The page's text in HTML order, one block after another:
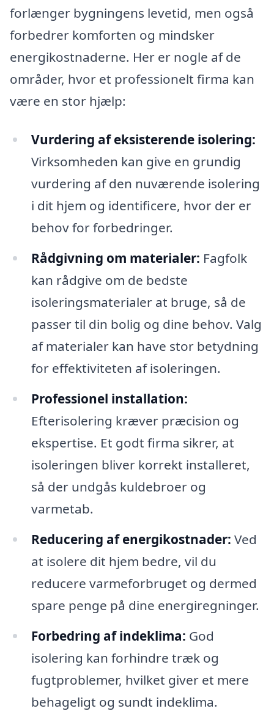
forlænger bygningens levetid, men også
forbedrer komforten og mindsker
energikostnaderne. Her er nogle af de
områder, hvor et professionelt firma kan
være en stor hjælp:
Vurdering af eksisterende isolering:
Virksomheden kan give en grundig
vurdering af den nuværende isolering
i dit hjem og identificere, hvor der er
behov for forbedringer.
Rådgivning om materialer: Fagfolk
kan rådgive om de bedste
isoleringsmaterialer at bruge, så de
passer til din bolig og dine behov. Valg
af materialer kan have stor betydning
for effektiviteten af isoleringen.
Professionel installation:
Efterisolering kræver præcision og
ekspertise. Et godt firma sikrer, at
isoleringen bliver korrekt installeret,
så der undgås kuldebroer og
varmetab.
Reducering af energikostnader: Ved
at isolere dit hjem bedre, vil du
reducere varmeforbruget og dermed
spare penge på dine energiregninger.
Forbedring af indeklima: God
isolering kan forhindre træk og
fugtproblemer, hvilket giver et mere
behageligt og sundt indeklima.